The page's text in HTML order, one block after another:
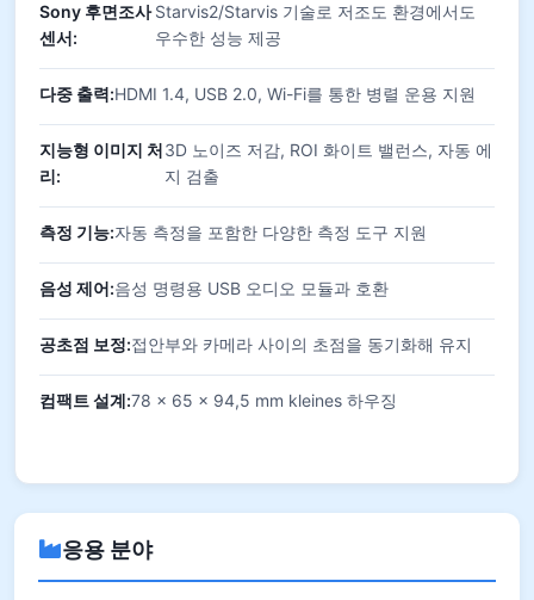
Sony 후면조사
센서:
Starvis2/Starvis 기술로 저조도 환경에서도
우수한 성능 제공
다중 출력:HDMI 1.4, USB 2.0, Wi-Fi를 통한 병렬 운용 지원
지능형 이미지 처
리:
3D 노이즈 저감, ROI 화이트 밸런스, 자동 에
지 검출
측정 기능:자동 측정을 포함한 다양한 측정 도구 지원
음성 제어:음성 명령용 USB 오디오 모듈과 호환
공초점 보정:접안부와 카메라 사이의 초점을 동기화해 유지
컴팩트 설계:78 × 65 × 94,5 mm kleines 하우징
응용 분야